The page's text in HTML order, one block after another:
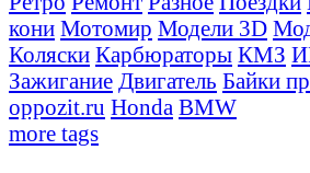
кони Мотомир Модели 3D
Коляски Карбюраторы КМЗ
Зажигание Двигатель Байки
oppozit.ru Honda BMW
more tags